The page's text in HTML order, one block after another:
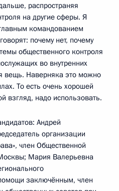
распространяя
на другие сферы. Я
командованием
почему нет, почему
общественного контроля
во внутренних
вещь. Наверняка это можно
То есть очень хорошей
взгляд, надо использовать.
Андрей
организации
член Общественной
Мария Валерьевна
заключённым, член